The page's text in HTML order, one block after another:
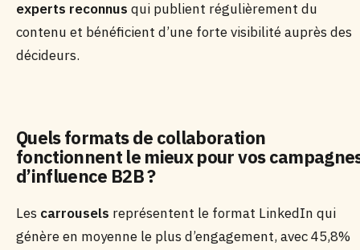
experts reconnus qui publient régulièrement du
contenu et bénéficient d’une forte visibilité auprès des
décideurs.
Quels formats de collaboration
fonctionnent le mieux pour vos
d’influence B2B ?
Les carrousels représentent le format LinkedIn qui
génère en moyenne le plus d’engagement, avec 45,8%